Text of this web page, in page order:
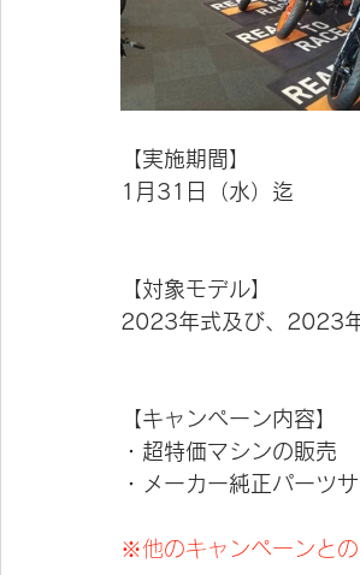
【実施期間】
1月31日（水）迄
【対象モデル】
2023年式及び、2023
【キャンペーン内容】
・超特価マシンの販売
・メーカー純正パーツ
※他のキャンペーンとの